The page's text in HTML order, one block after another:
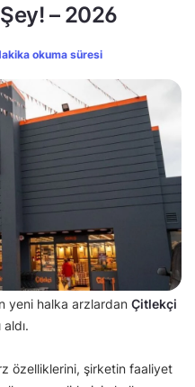
– 2026
okuma süresi
yeni halka arzlardan Çitlekçi
aldı.
özelliklerini, şirketin faaliyet